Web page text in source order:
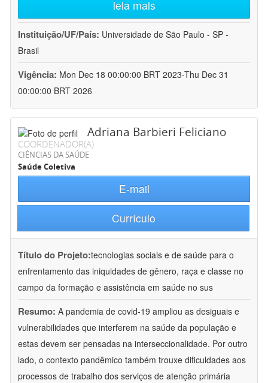
leia mais
Instituição/UF/País: Universidade de São Paulo - SP -
Brasil
Vigência: Mon Dec 18 00:00:00 BRT 2023-Thu Dec 31
00:00:00 BRT 2026
Adriana Barbieri Feliciano
COORDENADOR(A)
CIÊNCIAS DA SAÚDE
Saúde Coletiva
E-mail
Currículo
Título do Projeto:tecnologias sociais e de saúde para o
enfrentamento das iniquidades de gênero, raça e classe no
campo da formação e assistência em saúde no sus
Resumo: A pandemia de covid-19 ampliou as desiguais e
vulnerabilidades que interferem na saúde da população e
estas devem ser pensadas na interseccionalidade. Por outro
lado, o contexto pandêmico também trouxe dificuldades aos
processos de trabalho dos serviços de atenção primária